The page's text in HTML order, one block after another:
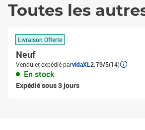
Toutes les
Livraison Offerte
Neuf
Vendu et expédié parvidaXL 2.79/5(14)
En stock
Expédié sous 3 jours